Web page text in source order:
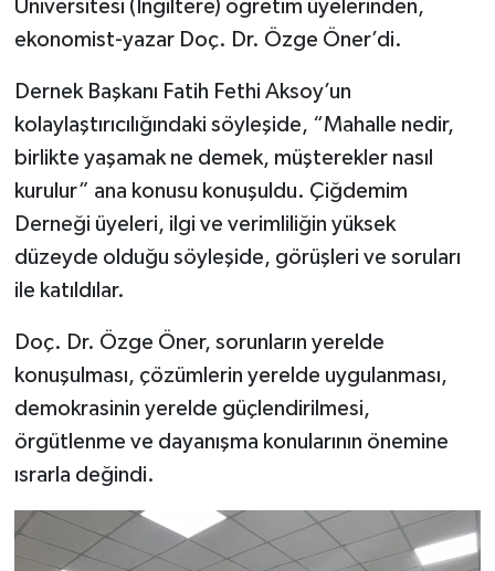
Üniversitesi (İngiltere) öğretim üyelerinden,
ekonomist-yazar Doç. Dr. Özge Öner’di.
Dernek Başkanı Fatih Fethi Aksoy’un
kolaylaştırıcılığındaki söyleşide, “Mahalle nedir,
birlikte yaşamak ne demek, müşterekler nasıl
kurulur” ana konusu konuşuldu. Çiğdemim
Derneği üyeleri, ilgi ve verimliliğin yüksek
düzeyde olduğu söyleşide, görüşleri ve soruları
ile katıldılar.
Doç. Dr. Özge Öner, sorunların yerelde
konuşulması, çözümlerin yerelde uygulanması,
demokrasinin yerelde güçlendirilmesi,
örgütlenme ve dayanışma konularının önemine
ısrarla değindi.